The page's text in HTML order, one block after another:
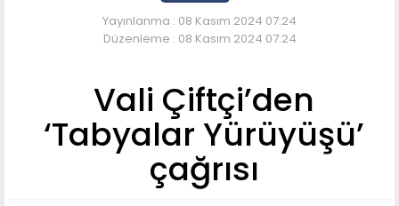
Yayınlanma : 08 Kasım 2024 07:24
Düzenleme : 08 Kasım 2024 07:24
Vali Çiftçi’den
‘Tabyalar Yürüyüşü’
çağrısı